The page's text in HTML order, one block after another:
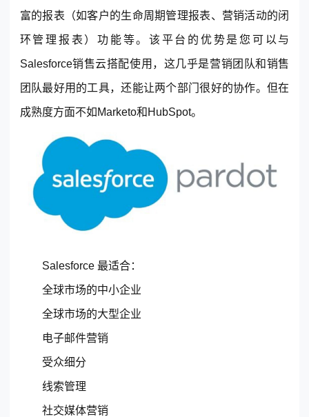
富的报表（如客户的生命周期管理报表、营销活动的闭
环管理报表）功能等。该平台的优势是您可以与
Salesforce销售云搭配使用，这几乎是营销团队和销售
团队最好用的工具，还能让两个部门很好的协作。但在
成熟度方面不如Marketo和HubSpot。
Salesforce 最适合：
全球市场的中小企业
全球市场的大型企业
电子邮件营销
受众细分
线索管理
社交媒体营销